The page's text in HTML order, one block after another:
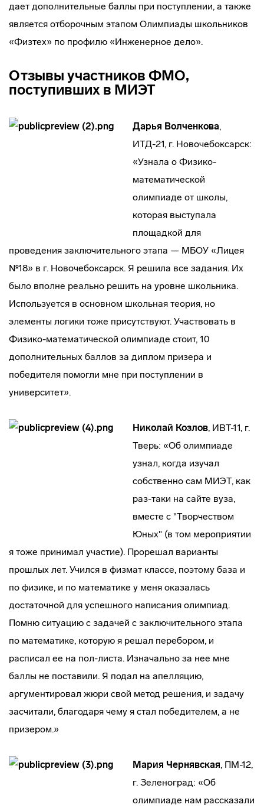
дает дополнительные баллы при поступлении, а также
является отборочным этапом Олимпиады школьников
«Физтех» по профилю «Инженерное дело».
Отзывы участников ФМО,
поступивших в МИЭТ
Дарья Волченкова,
ИТД-21, г. Новочебоксарск:
«Узнала о Физико-
математической
олимпиаде от школы,
которая выступала
площадкой для
проведения заключительного этапа — МБОУ «Лицея
№18» в г. Новочебоксарск. Я решила все задания. Их
было вполне реально решить на уровне школьника.
Используется в основном школьная теория, но
элементы логики тоже присутствуют. Участвовать в
Физико-математической олимпиаде стоит, 10
дополнительных баллов за диплом призера и
победителя помогли мне при поступлении в
университет».
Николай Козлов, ИВТ-11, г.
Тверь: «Об олимпиаде
узнал, когда изучал
собственно сам МИЭТ, как
раз-таки на сайте вуза,
вместе с "Творчеством
Юных" (в том мероприятии
я тоже принимал участие). Прорешал варианты
прошлых лет. Учился в физмат классе, поэтому база и
по физике, и по математике у меня оказалась
достаточной для успешного написания олимпиад.
Помню ситуацию с задачей с заключительного этапа
по математике, которую я решал перебором, и
расписал ее на пол-листа. Изначально за нее мне
баллы не поставили. Я подал на апелляцию,
аргументировал жюри свой метод решения, и задачу
засчитали, благодаря чему я стал победителем, а не
призером.»
Мария Чернявская, ПМ-12,
г. Зеленоград: «Об
олимпиаде нам рассказали